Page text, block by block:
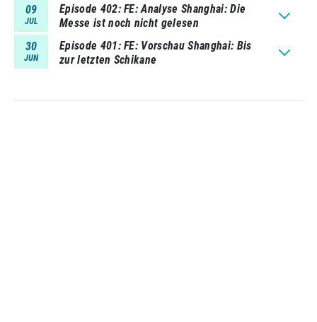
09
JUL
Episode 402 FE: Analyse Shanghai: Die
Messe ist noch nicht gelesen
30
JUN
Episode 401 FE: Vorschau Shanghai: Bis
zur letzten Schikane